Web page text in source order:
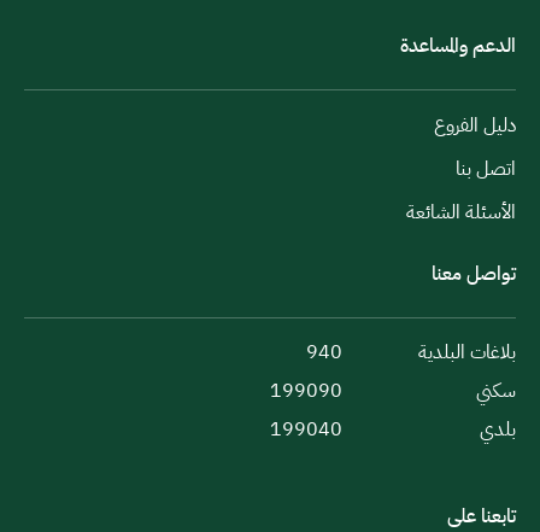
الدعم والمساعدة
دليل الفروع
اتصل بنا
الأسئلة الشائعة
تواصل معنا
بلاغات البلدية
940
سكني
199090
بلدي
199040
تابعنا على